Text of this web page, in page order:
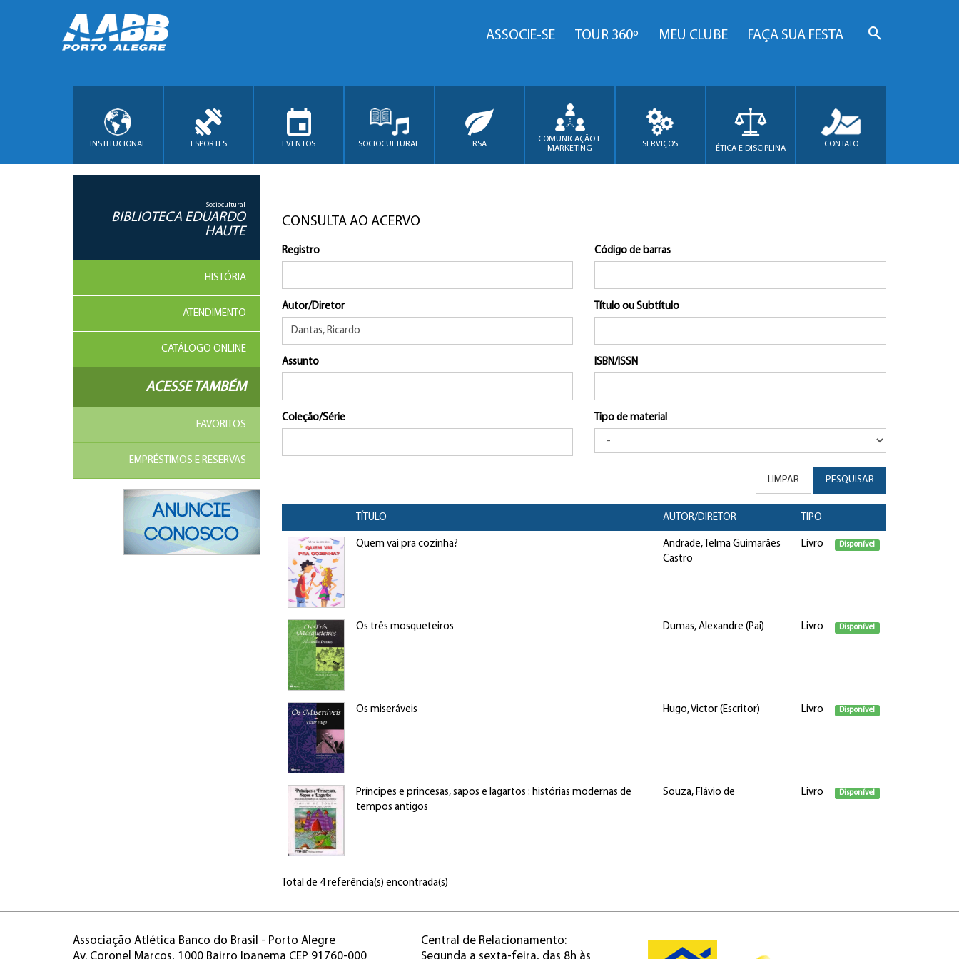
ASSOCIE-SE TOUR 360º MEU CLUBE FAÇA SUA FESTA
INSTITUCIONAL ESPORTES EVENTOS SOCIOCULTURAL RSA
COMUNICAÇÃO E
MARKETING
SERVIÇOS ÉTICA E DISCIPLINA CONTATO
Sociocultural
BIBLIOTECA EDUARDO
HAUTE
HISTÓRIA
ATENDIMENTO
CATÁLOGO ONLINE
ACESSE TAMBÉM
FAVORITOS
EMPRÉSTIMOS E RESERVAS
CONSULTA AO ACERVO
Registro Código de barras
Autor/Diretor Título ou Subtítulo
Assunto ISBN/ISSN
Coleção/Série Tipo de material
LIMPAR PESQUISAR
TÍTULO AUTOR/DIRETOR TIPO
Quem vai pra cozinha?
Andrade, Telma Guimarães
Castro
Livro Disponível
Os três mosqueteiros Dumas, Alexandre (Pai) Livro Disponível
Os miseráveis Hugo, Victor (Escritor) Livro Disponível
Príncipes e princesas, sapos e lagartos : histórias modernas de
tempos antigos
Souza, Flávio de Livro Disponível
Total de 4 referência(s) encontrada(s)
Associação Atlética Banco do Brasil - Porto Alegre
Av. Coronel Marcos, 1000 Bairro Ipanema CEP 91760-000
Central de Relacionamento:
Segunda a sexta-feira, das 8h às